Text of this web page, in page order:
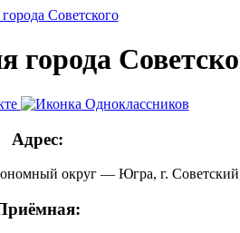
города
Адрес:
округ — Югра, г.